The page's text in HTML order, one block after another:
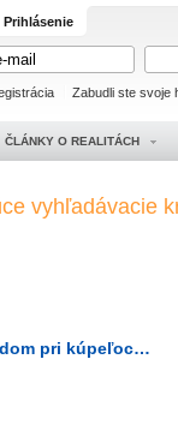
Prihlásenie
Zabudli ste svoje
ČLÁNKY O REALITÁCH
vyhľadávacie
Zrekonštruovaný rodinný dom pri kúpeľoch Číž